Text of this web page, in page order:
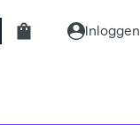
Inloggen